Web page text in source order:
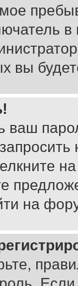
вы
ваш
на